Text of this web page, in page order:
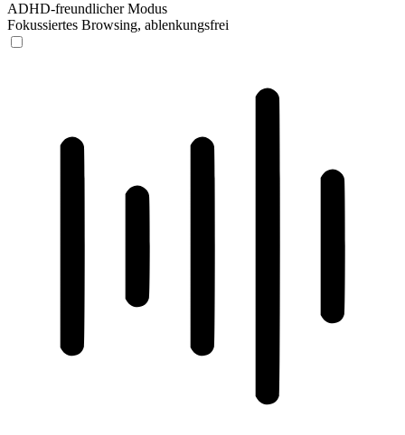
ADHD-freundlicher Modus
Fokussiertes Browsing, ablenkungsfrei